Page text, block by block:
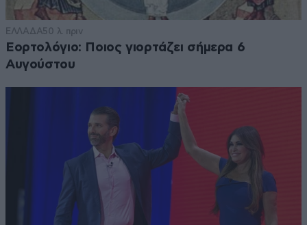
ΕΛΛΑΔΑ50 λ. πριν
Εορτολόγιο: Ποιος γιορτάζει σήμερα 6
Αυγούστου